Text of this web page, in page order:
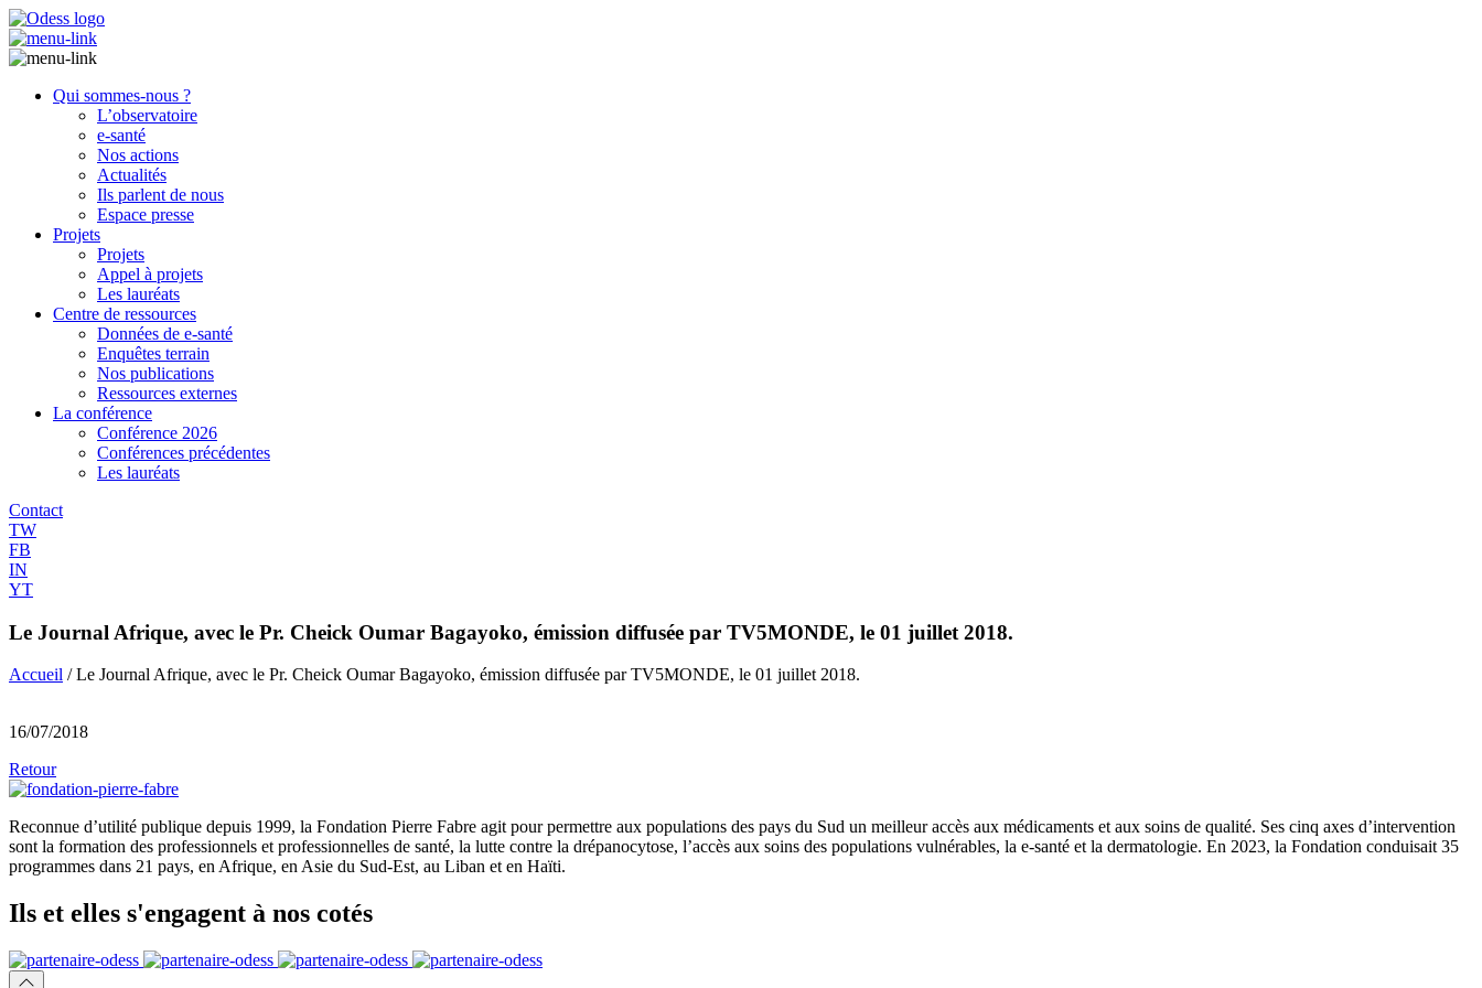
Qui sommes-nous ?
L’observatoire
e-santé
Nos actions
Actualités
Ils parlent de nous
Espace presse
Projets
Projets
Appel à projets
Les lauréats
Centre de ressources
Données de e-santé
Enquêtes terrain
Nos publications
Ressources externes
La conférence
Conférence 2026
Conférences précédentes
Les lauréats
Contact
TW
FB
IN
YT
Le Journal Afrique, avec le Pr. Cheick Oumar Bagayoko, émission diffusée par TV5MONDE, le 01 juillet 2018.
Accueil /Le Journal Afrique, avec le Pr. Cheick Oumar Bagayoko, émission diffusée par TV5MONDE, le 01 juillet 2018.
16/07/2018
Retour
Reconnue d’utilité publique depuis 1999, la Fondation Pierre Fabre agit pour permettre aux populations des pays du Sud un meilleur accès aux médicaments et aux soins de qualité. Ses cinq axes d’intervention
sont la formation des professionnels et professionnelles de santé, la lutte contre la drépanocytose, l’accès aux soins des populations vulnérables, la e-santé et la dermatologie. En 2023, la Fondation conduisait 35
programmes dans 21 pays, en Afrique, en Asie du Sud-Est, au Liban et en Haïti.
Ils et elles s'engagent à nos cotés